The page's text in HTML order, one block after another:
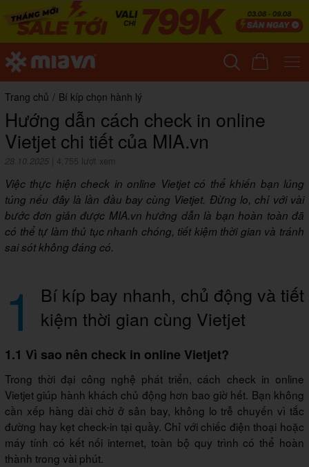
Trang chủ / Bí kíp chọn hành lý
Hướng dẫn cách check in online
Vietjet chi tiết của MIA.vn
28.10.2025 4,755 lượt xem
Việc thực hiện check in online Vietjet có thể khiến bạn lúng
túng nếu đây là lần đầu bay cùng Vietjet. Đừng lo, chỉ với vài
bước đơn giản được MIA.vn hướng dẫn là bạn hoàn toàn đã
có thể tự làm thủ tục nhanh chóng, tiết kiệm thời gian và tránh
sai sót không đáng có.
1
Bí kíp bay nhanh, chủ động và tiết
kiệm thời gian cùng Vietjet
1.1 Vì sao nên check in online Vietjet?
Trong thời đại công nghệ phát triển, cách check in online
Vietjet giúp hành khách chủ động hơn bao giờ hết. Bạn không
cần xếp hàng dài chờ ở sân bay, không lo trễ chuyến vì tắc
đường hay kẹt check-in tại quầy. Chỉ với chiếc điện thoại hoặc
máy tính có kết nối internet, toàn bộ quy trình có thể hoàn
thành trong vài phút.